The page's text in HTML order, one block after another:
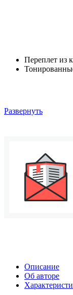
Переплет из
Развернуть
Описание
Об авторе